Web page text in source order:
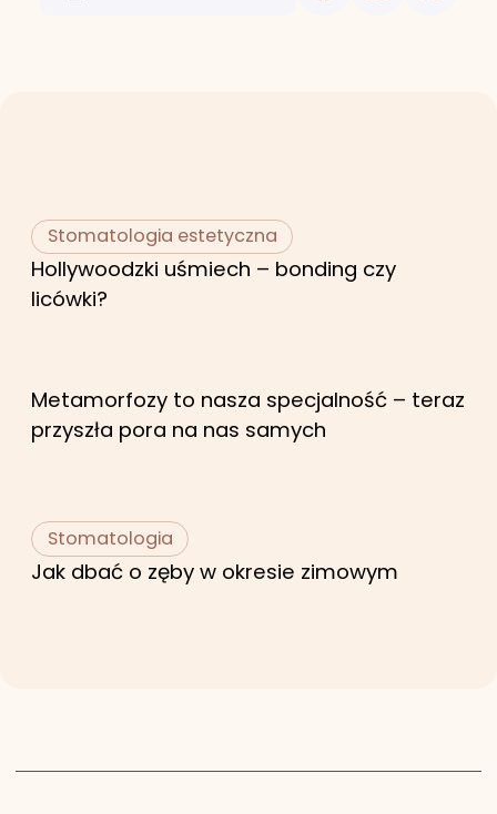
Stomatologia estetyczna
Hollywoodzki uśmiech – bonding czy
licówki?
Metamorfozy to nasza specjalność – teraz
przyszła pora na nas samych
Stomatologia
Jak dbać o zęby w okresie zimowym